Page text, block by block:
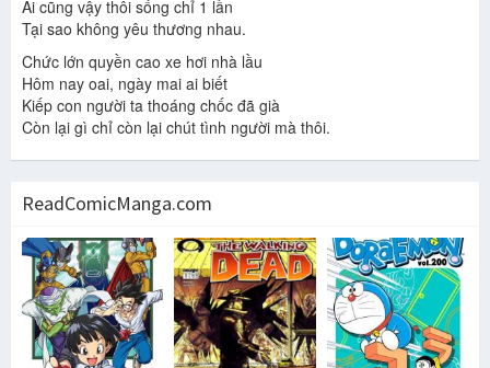
Ai cũng vậy thôi sống chỉ 1 lần
Tại sao không yêu thương nhau.
Chức lớn quyền cao xe hơi nhà lầu
Hôm nay oai, ngày mai ai biết
Kiếp con người ta thoáng chốc đã già
Còn lại gì chỉ còn lại chút tình người mà thôi.
ReadComicManga.com